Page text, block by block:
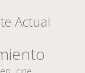
Actual